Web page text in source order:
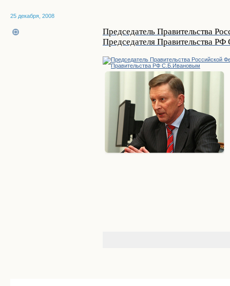
25 декабря, 2008
Председатель Правительства
Председателя Правительства